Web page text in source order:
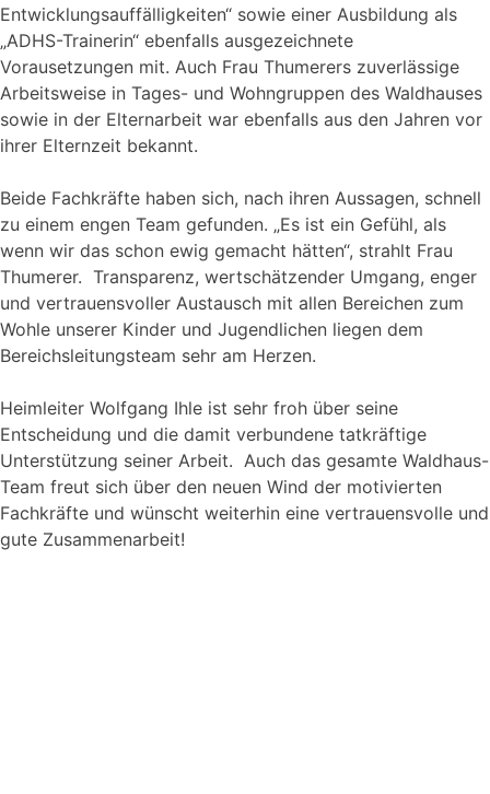
Entwicklungsauffälligkeiten“ sowie einer Ausbildung als
„ADHS-Trainerin“ ebenfalls ausgezeichnete
Vorausetzungen mit. Auch Frau Thumerers zuverlässige
Arbeitsweise in Tages- und Wohngruppen des Waldhauses
sowie in der Elternarbeit war ebenfalls aus den Jahren vor
ihrer Elternzeit bekannt.
Beide Fachkräfte haben sich, nach ihren Aussagen, schnell
zu einem engen Team gefunden. „Es ist ein Gefühl, als
wenn wir das schon ewig gemacht hätten“, strahlt Frau
Thumerer. Transparenz, wertschätzender Umgang, enger
und vertrauensvoller Austausch mit allen Bereichen zum
Wohle unserer Kinder und Jugendlichen liegen dem
Bereichsleitungsteam sehr am Herzen.
Heimleiter Wolfgang Ihle ist sehr froh über seine
Entscheidung und die damit verbundene tatkräftige
Unterstützung seiner Arbeit. Auch das gesamte Waldhaus-
Team freut sich über den neuen Wind der motivierten
Fachkräfte und wünscht weiterhin eine vertrauensvolle und
gute Zusammenarbeit!